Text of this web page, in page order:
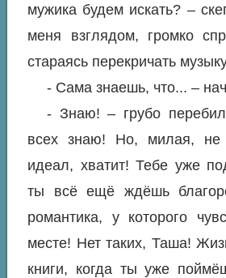
мужика будем искать? –
меня взглядом, громко
стараясь перекричать
- Сама знаешь, что... –
- Знаю! – грубо
всех знаю! Но, милая,
идеал, хватит! Тебе уже
ты всё ещё ждёшь
романтика, у которого
месте! Нет таких, Таша!
книги, когда ты уже